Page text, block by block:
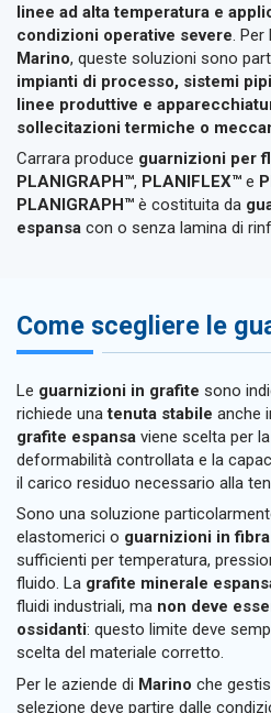
linee ad alta temperatura e
condizioni operative severe .
Marino, queste soluzioni sono
impianti di processo, sistemi
linee produttive e
sollecitazioni termiche o
Carrara produce guarnizioni per
PLANIGRAPH™, PLANIFLEX™ e
PLANIGRAPH™ è costituita da
espansa con o senza lamina di
Come scegliere le
Le guarnizioni in grafite sono
richiede unatenuta stabile anche
grafite espansa viene scelta per la
deformabilità controllata e la
il carico residuo necessario alla
Sono una soluzione
elastomerici o guarnizioni in
sufficienti per temperatura,
fluido. La grafite minerale
fluidi industriali, ma non deve
ossidanti: questo limite deve
scelta del materiale corretto.
Per le aziende di Marino che
selezione deve partire dalle